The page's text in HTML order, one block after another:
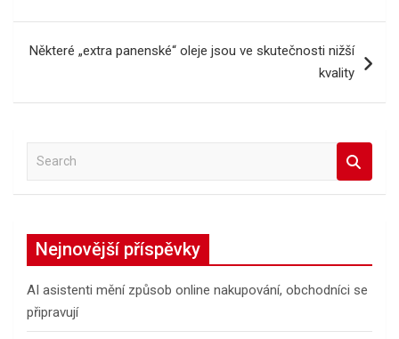
Některé „extra panenské“ oleje jsou ve skutečnosti nižší
kvality
a
h
Nejnovější příspěvky
AI asistenti mění způsob online nakupování, obchodníci se
připravují